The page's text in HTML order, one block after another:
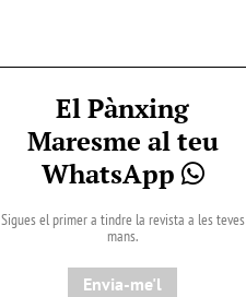
El Pànxing
Maresme al teu
WhatsApp
Sigues el primer a tindre la revista a les teves
mans.
Envia-me'l